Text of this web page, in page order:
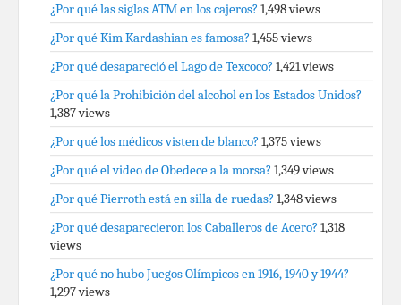
¿Por qué las siglas ATM en los cajeros? 1,498 views
¿Por qué Kim Kardashian es famosa? 1,455 views
¿Por qué desapareció el Lago de Texcoco? 1,421 views
¿Por qué la Prohibición del alcohol en los Estados Unidos?
1,387 views
¿Por qué los médicos visten de blanco? 1,375 views
¿Por qué el video de Obedece a la morsa? 1,349 views
¿Por qué Pierroth está en silla de ruedas? 1,348 views
¿Por qué desaparecieron los Caballeros de Acero? 1,318
views
¿Por qué no hubo Juegos Olímpicos en 1916, 1940 y 1944?
1,297 views